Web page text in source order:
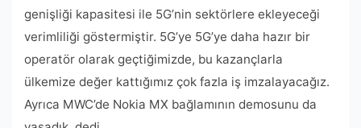
genişliği kapasitesi ile 5G’nin sektörlere ekleyeceği
verimliliği göstermiştir. 5G’ye 5G’ye daha hazır bir
operatör olarak geçtiğimizde, bu kazançlarla
ülkemize değer kattığımız çok fazla iş imzalayacağız.
Ayrıca MWC’de Nokia MX bağlamının demosunu da